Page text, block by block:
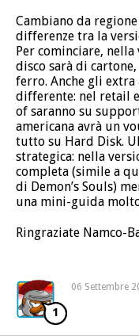
Cambiano da
differenze tra la
Per cominciare,
disco sarà di
ferro. Anche gli
differente: nel retail
of saranno su
americana avrà un
tutto su Hard Disk.
strategica: nella
completa (simile a
di Demon’s Souls)
una mini-guida
Ringraziate Namco-
06 Settembre
1